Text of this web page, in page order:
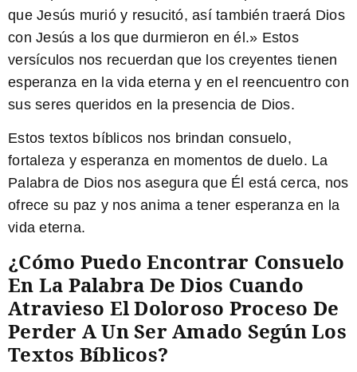
que Jesús murió y resucitó, así también traerá Dios
con Jesús a los que durmieron en él.» Estos
versículos nos recuerdan que los creyentes tienen
esperanza en la vida eterna y en el reencuentro con
sus seres queridos en la presencia de Dios.
Estos textos bíblicos nos brindan consuelo,
fortaleza y esperanza en momentos de duelo. La
Palabra de Dios nos asegura que Él está cerca, nos
ofrece su paz y nos anima a tener esperanza en la
vida eterna.
¿Cómo Puedo Encontrar Consuelo
En La Palabra De Dios Cuando
Atravieso El Doloroso Proceso De
Perder A Un Ser Amado Según Los
Textos Bíblicos?